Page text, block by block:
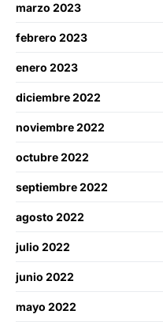
marzo 2023
febrero 2023
enero 2023
diciembre 2022
noviembre 2022
octubre 2022
septiembre 2022
agosto 2022
julio 2022
junio 2022
mayo 2022